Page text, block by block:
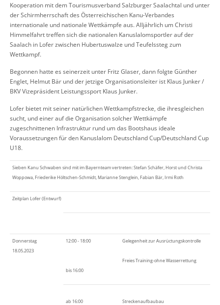
Kooperation mit dem Tourismusverband Salzburger Saalachtal und unter
der Schirmherrschaft des Österreichischen Kanu-Verbandes
internationale und nationale Wettkämpfe aus. Alljährlich um Christi
Himmelfahrt treffen sich die nationalen Kanuslalomsportler auf der
Saalach in Lofer zwischen Hubertuswalze und Teufelssteg zum
Wettkampf.
Begonnen hatte es seinerzeit unter Fritz Glaser, dann folgte Günther
Englet, Helmut Bär und der jetzige Organisationsleiter ist Klaus Junker /
BKV Vizepräsident Leistungssport Klaus Junker.
Lofer bietet mit seiner natürlichen Wettkampfstrecke, die ihresgleichen
sucht, und einer auf die Organisation solcher Wettkämpfe
zugeschnittenen Infrastruktur rund um das Bootshaus ideale
Voraussetzungen für den Kanuslalom Deutschland Cup/Deutschland Cup
U18.
Sieben Kanu Schwaben sind mit im Bayernteam vertreten: Stefan Schäfer, Horst und Christa
Woppowa, Friederike Höltschen-Schmidt, Marianne Stenglein, Fabian Bär, Irmi Roth
Zeitplan Lofer (Entwurf)
Donnerstag
18.05.2023
12:00 - 18:00
bis 16:00
Gelegenheit zur Ausrüctungskontrolle
Freies Training-ohne Wasserrettung
ab 16:00 Streckenaufbaubau